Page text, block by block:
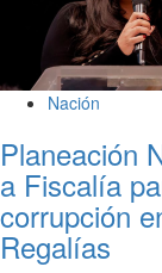
Nación
Planeación
a Fiscalía
corrupción
Regalías